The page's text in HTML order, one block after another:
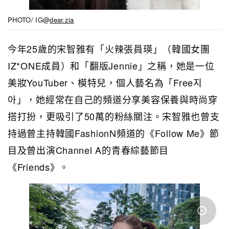
PHOTO/ IG@dear.zia
今年25歲的宋智雅有「火辣張員瑛」（韓國女團
IZ*ONE成員）和「翻版Jennie」之稱 ，她是一位
美妝YouTuber、模特兒，個人藝名為「Free지
아」，她經常在自己的頻道分享美容保養與時尚穿
搭打扮，更吸引了50萬的粉絲關注 。 宋智雅也曾支
持過曾主持韓國FashionN頻道的《Follow Me》節
目及曾出演ChannelA的青春綜藝節目
《Friends》。